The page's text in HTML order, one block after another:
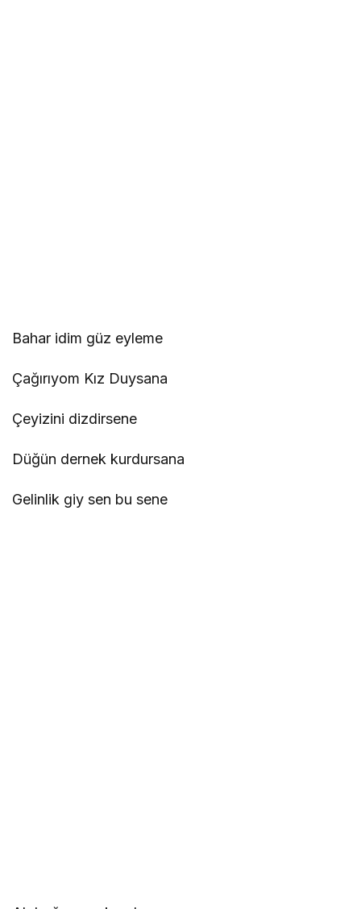
Bahar idim güz eyleme
Çağırıyom Kız Duysana
Çeyizini dizdirsene
Düğün dernek kurdursana
Gelinlik giy sen bu sene